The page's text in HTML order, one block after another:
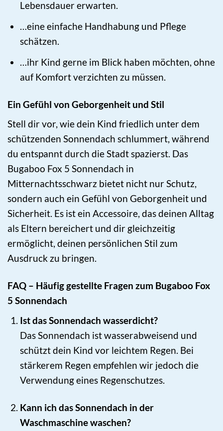
Lebensdauer erwarten.
…eine einfache Handhabung und Pflege
schätzen.
…ihr Kind gerne im Blick haben möchten, ohne
auf Komfort verzichten zu müssen.
Ein Gefühl von Geborgenheit und Stil
Stell dir vor, wie dein Kind friedlich unter dem
schützenden Sonnendach schlummert, während
du entspannt durch die Stadt spazierst. Das
Bugaboo Fox 5 Sonnendach in
Mitternachtsschwarz bietet nicht nur Schutz,
sondern auch ein Gefühl von Geborgenheit und
Sicherheit. Es ist ein Accessoire, das deinen Alltag
als Eltern bereichert und dir gleichzeitig
ermöglicht, deinen persönlichen Stil zum
Ausdruck zu bringen.
FAQ – Häufig gestellte Fragen zum Bugaboo Fox
5 Sonnendach
Ist das Sonnendach wasserdicht?
Das Sonnendach ist wasserabweisend und
schützt dein Kind vor leichtem Regen. Bei
stärkerem Regen empfehlen wir jedoch die
Verwendung eines Regenschutzes.
Kann ich das Sonnendach in der
Waschmaschine waschen?